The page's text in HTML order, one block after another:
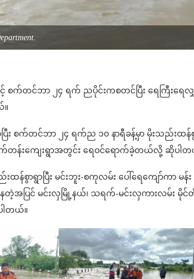
က်တင်ဘာ ၂၄ ရက် ညပိုင်းကစတင်ပြီး ရေကြီးရေလ
။
ြီး စက်တင်ဘာ ၂၄ ရက်ည ၁၀ နာရီခန့်မှာ မိုးသည်းထန်
ောက်တန်းကျေးရွာအတွင်း ရေဝင်ရောက်ခဲ့တယ်လို့ ဆိုပါ
စွာရွာပြီး မင်းဘူး-စကုလမ်း ပေါ်ရေကျော်ကာ မန်း
တဲ့အပြင် မင်းလှမြို့နယ်၊ သရက်-မင်းလှကားလမ်း မိုင်
ါတယ်။